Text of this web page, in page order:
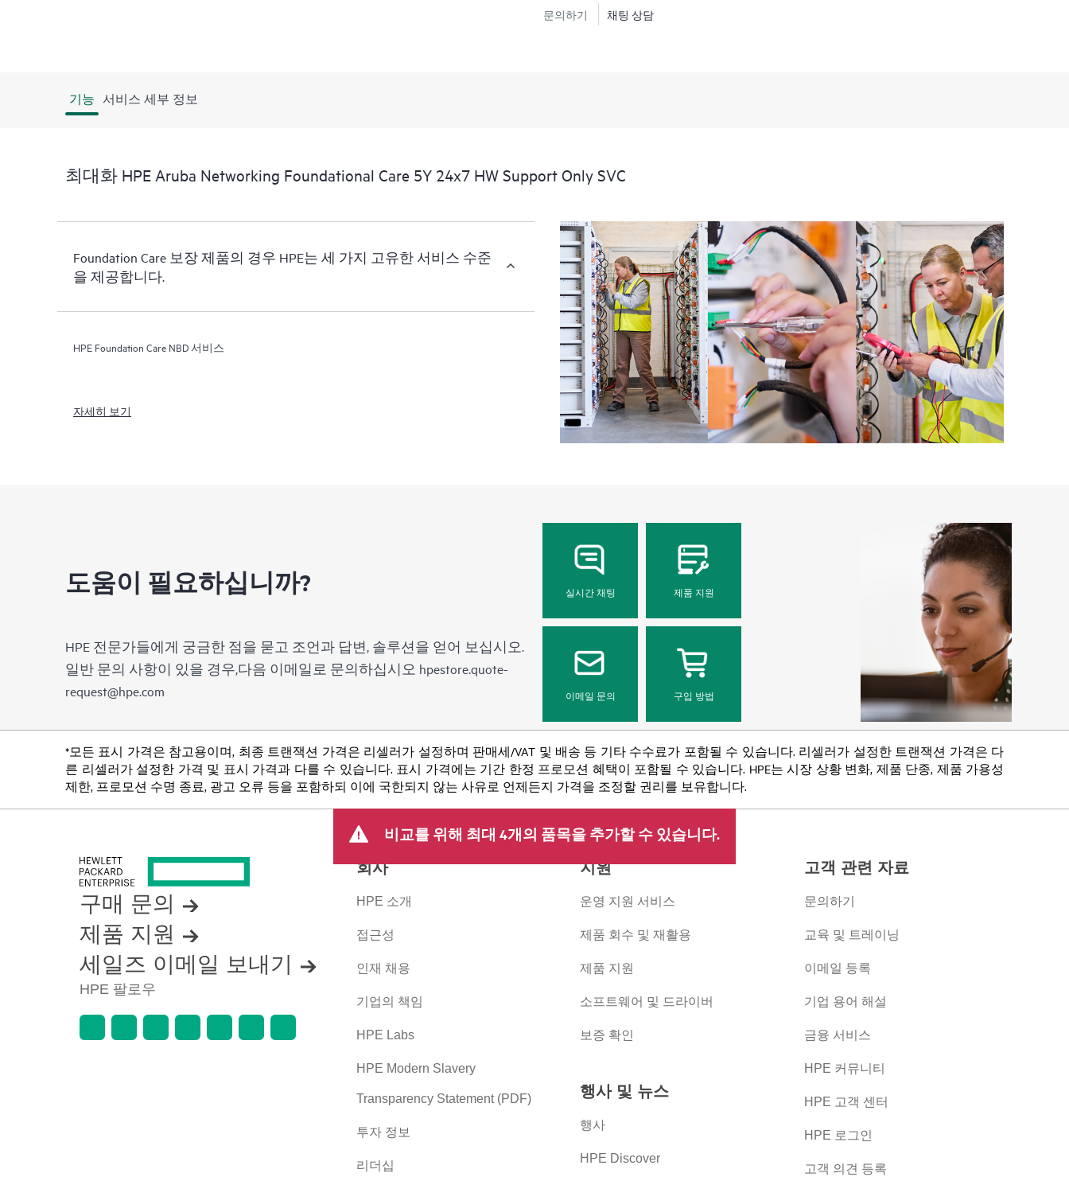
문의하기 채팅 상담
기능 서비스 세부 정보
최대화 HPE Aruba Networking Foundational Care 5Y 24x7 HW Support Only SVC
Foundation Care 보장 제품의 경우 HPE는 세 가지 고유한 서비스 수준
을 제공합니다.
HPE Foundation Care NBD 서비스
자세히 보기
도움이 필요하십니까?
HPE 전문가들에게 궁금한 점을 묻고 조언과 답변, 솔루션을 얻어 보십시오.
일반 문의 사항이 있을 경우,다음 이메일로 문의하십시오 hpestore.quote-
request@hpe.com
실시간 채팅 제품 지원
이메일 문의 구입 방법
*모든 표시 가격은 참고용이며, 최종 트랜잭션 가격은 리셀러가 설정하며 판매세/VAT 및 배송 등 기타 수수료가 포함될 수 있습니다. 리셀러가 설정한 트랜잭션 가격은 다
른 리셀러가 설정한 가격 및 표시 가격과 다를 수 있습니다. 표시 가격에는 기간 한정 프로모션 혜택이 포함될 수 있습니다. HPE는 시장 상황 변화, 제품 단종, 제품 가용성
제한, 프로모션 수명 종료, 광고 오류 등을 포함하되 이에 국한되지 않는 사유로 언제든지 가격을 조정할 권리를 보유합니다.
비교를 위해 최대 4개의 품목을 추가할 수 있습니다.
구매 문의
제품 지원
세일즈 이메일 보내기
HPE 팔로우
회사
HPE 소개
접근성
인재 채용
기업의 책임
HPE Labs
HPE Modern Slavery
Transparency Statement (PDF)
투자 정보
리더십
지원
운영 지원 서비스
제품 회수 및 재활용
제품 지원
소프트웨어 및 드라이버
보증 확인
행사 및 뉴스
행사
HPE Discover
고객 관련 자료
문의하기
교육 및 트레이닝
이메일 등록
기업 용어 해설
금융 서비스
HPE 커뮤니티
HPE 고객 센터
HPE 로그인
고객 의견 등록